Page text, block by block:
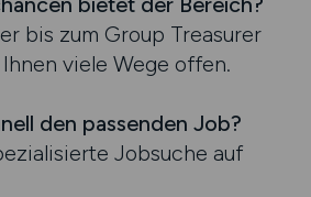
bis zum Group Treasurer
viele Wege offen.
den passenden Job?
Jobsuche auf